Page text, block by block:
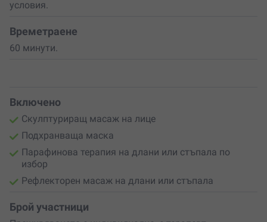
Поръчай своя ваучер още сега и усети разликата!
условия.
Времетраене
60 минути.
Включено
Скулптуриращ масаж на лице
Подхранваща маска
Парафинова терапия на длани или стъпала по
избор
Рефлекторен масаж на длани или стъпала
Брой участници